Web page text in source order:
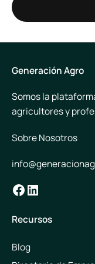
Generación Agro
Somos la
agricultores y
Sobre Nosotros
Facebook
LinkedIn
Recursos
Blog